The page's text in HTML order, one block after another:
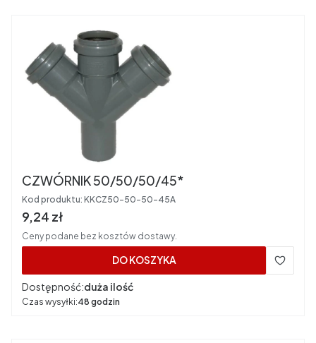
CZWÓRNIK 50/50/50/45*
Kod produktu: KKCZ50-50-50-45A
Cena brutto
9,24 zł
Ceny podane bez kosztów dostawy.
DO KOSZYKA
Dostępność:duża ilość
Czas wysyłki:48 godzin